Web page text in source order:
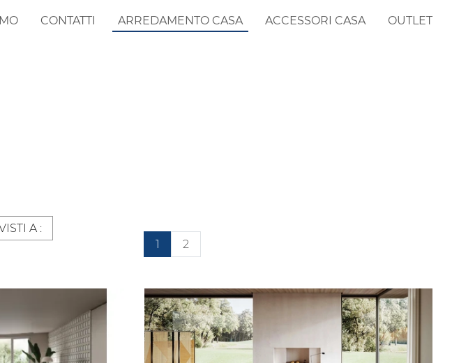
CONTATTI ARREDAMENTO CASA ACCESSORI CASA OUTLET
A :
1 2